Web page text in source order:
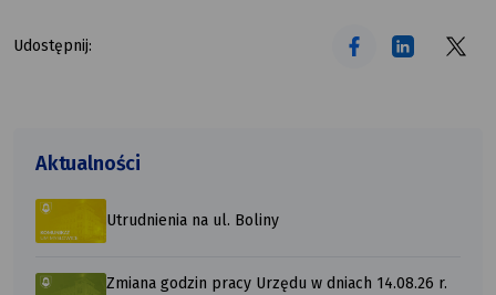
Udostępnij:
Aktualności
Utrudnienia na ul. Boliny
Zmiana godzin pracy Urzędu w dniach 14.08.26 r.